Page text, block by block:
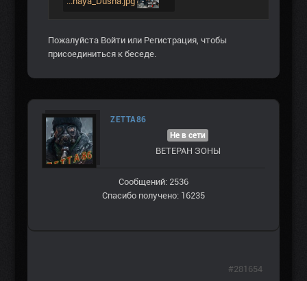
Пожалуйста Войти или Регистрация, чтобы
присоединиться к беседе.
ZETTA86
Не в сети
ВЕТЕРАН ЗOНЫ
Сообщений: 2536
Спасибо получено: 16235
#281654